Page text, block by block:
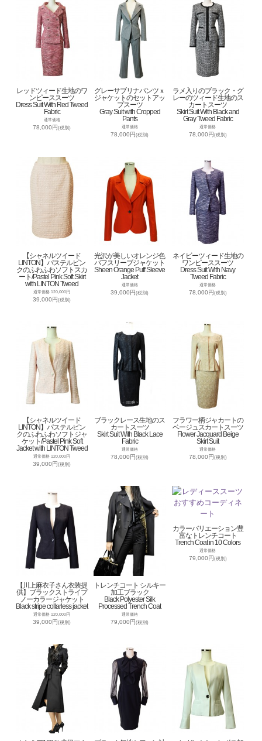
レッドツィード生地のワ
ンピーススーツ
Dress Suit With Red Tweed
Fabric
通常価格
78,000円(税別)
グレーサブリナパンツｘ
ジャケットのセットアッ
プスーツ
Gray Suit with Cropped
Pants
通常価格
78,000円(税別)
ラメ入りのブラック・グ
レーのツィード生地のス
カートスーツ
Skirt Suit With Black and
Gray Tweed Fabric
通常価格
78,000円(税別)
【シャネルツイード
LINTON】パステルピン
クのふわふわソフトスカ
ート/Pastel Pink Soft Skirt
with LINTON Tweed
通常価格 120,000円
39,000円(税別)
光沢が美しいオレンジ色
パフスリーブジャケット
Sheen Orange Puff Sleeve
Jacket
通常価格
39,000円(税別)
ネイビーツィード生地の
ワンピーススーツ
Dress Suit With Navy
Tweed Fabric
通常価格
78,000円(税別)
【シャネルツイード
LINTON】パステルピン
クのふわふわソフトジャ
ケット/Pastel Pink Soft
Jacket with LINTON Tweed
通常価格 120,000円
39,000円(税別)
ブラックレース生地のス
カートスーツ
Skirt Suit With Black Lace
Fabric
通常価格
78,000円(税別)
フラワー柄ジャカートの
ベージュスカートスーツ
Flower Jacquard Beige
Skirt Suit
通常価格
78,000円(税別)
【川上麻衣子さん衣装提
供】ブラックストライプ
ノーカラージャケット
Black stripe collarless jacket
通常価格 120,000円
39,000円(税別)
トレンチコート シルキー
加工ブラック
Black Polyester Silk
Processed Trench Coat
通常価格
79,000円(税別)
カラーバリエーション豊
富なトレンチコート
Trench Coat in 10 Colors
通常価格
79,000円(税別)